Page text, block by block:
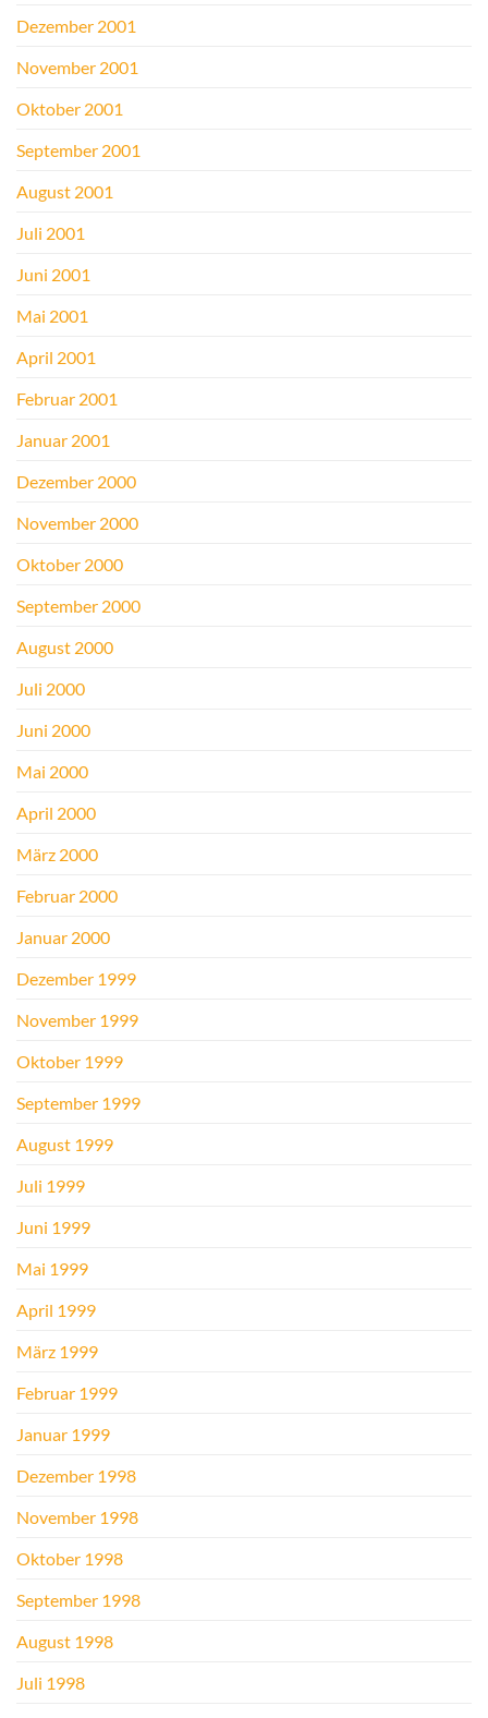
Dezember 2001
November 2001
Oktober 2001
September 2001
August 2001
Juli 2001
Juni 2001
Mai 2001
April 2001
Februar 2001
Januar 2001
Dezember 2000
November 2000
Oktober 2000
September 2000
August 2000
Juli 2000
Juni 2000
Mai 2000
April 2000
März 2000
Februar 2000
Januar 2000
Dezember 1999
November 1999
Oktober 1999
September 1999
August 1999
Juli 1999
Juni 1999
Mai 1999
April 1999
März 1999
Februar 1999
Januar 1999
Dezember 1998
November 1998
Oktober 1998
September 1998
August 1998
Juli 1998